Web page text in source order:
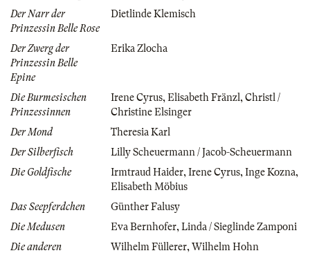
Der Narr der
Prinzessin Belle Rose
Dietlinde Klemisch
Der Zwerg der
Prinzessin Belle
Epine
Erika Zlocha
Die Burmesischen
Prinzessinnen
Irene Cyrus, Elisabeth Fränzl , Christl /
Christine Elsinger
Der Mond
Theresia Karl
Der Silberfisch
Lilly Scheuermann / Jacob-Scheuermann
Die Goldfische
Irmtraud Haider, Irene Cyrus, Inge Kozna,
Elisabeth Möbius
Das Seepferdchen
Günther Falusy
Die Medusen
Eva Bernhofer, Linda / Sieglinde Zamponi
Die anderen
Wilhelm Füllerer, Wilhelm Hohn